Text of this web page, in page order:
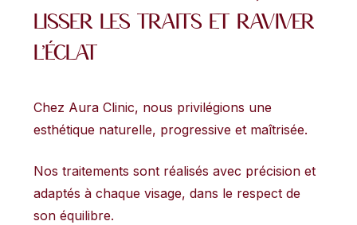
lisser les traits et raviver
l’éclat
Chez Aura Clinic, nous privilégions une
esthétique naturelle, progressive et maîtrisée.
Nos traitements sont réalisés avec précision et
adaptés à chaque visage, dans le respect de
son équilibre.